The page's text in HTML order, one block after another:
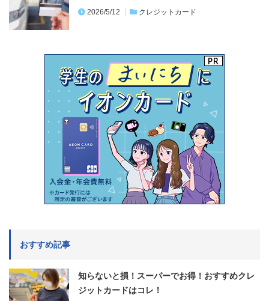
2026/5/12 クレジットカード
おすすめ記事
知らないと損！スーパーでお得！おすすめクレ
ジットカードはコレ！